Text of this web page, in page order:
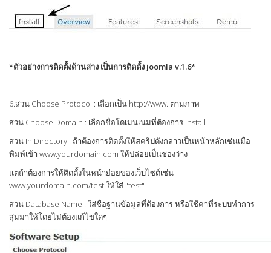
*ตัวอย่างการติดตั้งด้านล่าง เป็นการติดตั้ง joomla v.1.6*
6.ส่วน Choose Protocol : เลือกเป็น http://www. ตามภาพ
ส่วน Choose Domain : เลือกชื่อโดเมนเนมที่ต้องการ install
ส่วน In Directory : ถ้าต้องการติดตั้งให้สคริปดังกล่าวเป็นหน้าหลักเช่นเมื่อ
พิมพ์เข้า www.yourdomain.com ให้ปล่อยเป็นช่องว่าง
แต่ถ้าต้องการให้ติดตั้งในหน้าย่อยของเว็บไซต์เช่น
www.yourdomain.com/test ให้ใส่ "test"
ส่วน Database Name : ใส่ชื่อฐานข้อมูลที่ต้องการ หรือใช้ค่าที่ระบบทำการ
สุ่มมาให้โดยไม่ต้องแก้ไขใดๆ